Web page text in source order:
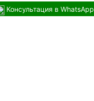
Консультация в WhatsApp